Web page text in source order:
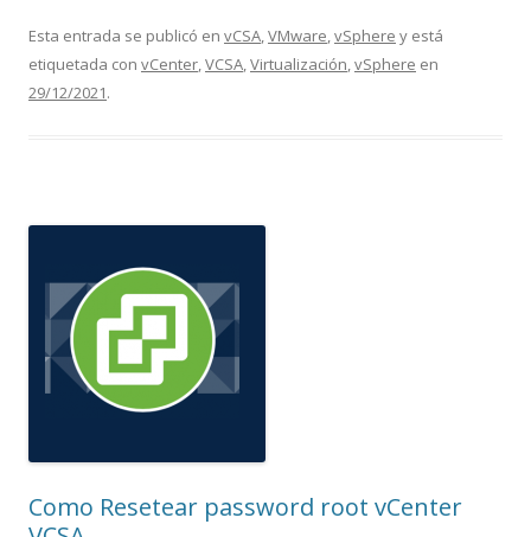
Esta entrada se publicó en vCSA,VMware,vSphere y está
etiquetada con vCenter,VCSA,Virtualización,vSphere en
29/12/2021.
Como Resetear password root vCenter